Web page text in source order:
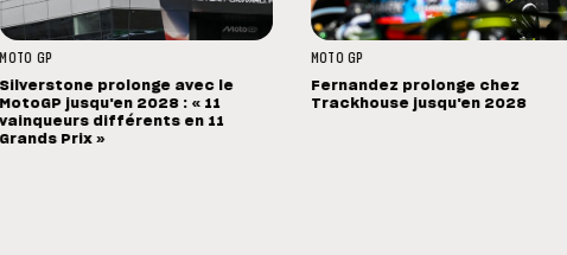
MOTO GP
Silverstone prolonge avec le
MotoGP jusqu'en 2028 : « 11
vainqueurs différents en 11
Grands Prix »
MOTO GP
Fernandez prolonge chez
Trackhouse jusqu'en 2028